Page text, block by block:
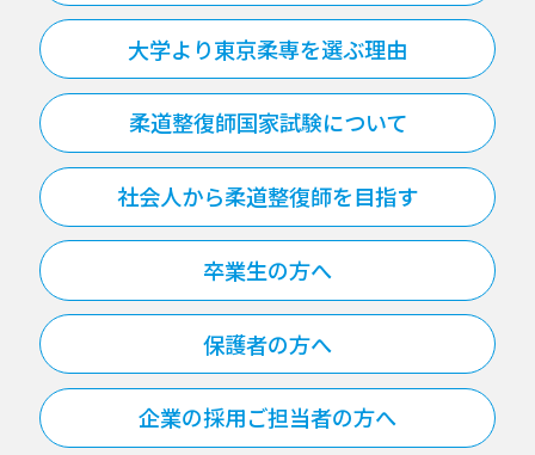
大学より東京柔専を選ぶ理由
柔道整復師国家試験について
社会人から柔道整復師を目指す
卒業生の方へ
保護者の方へ
企業の採用ご担当者の方へ